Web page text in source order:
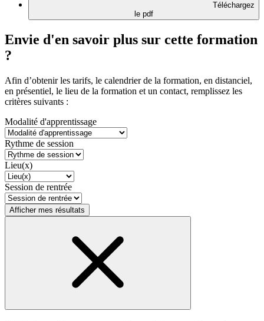
Téléchargez
le pdf
Envie d'en savoir plus sur cette formation
?
Afin d’obtenir les tarifs, le calendrier de la formation, en distanciel,
en présentiel, le lieu de la formation et un contact, remplissez les
critères suivants :
Modalité d'apprentissage
Rythme de session
Lieu(x)
Session de rentrée
Afficher mes résultats